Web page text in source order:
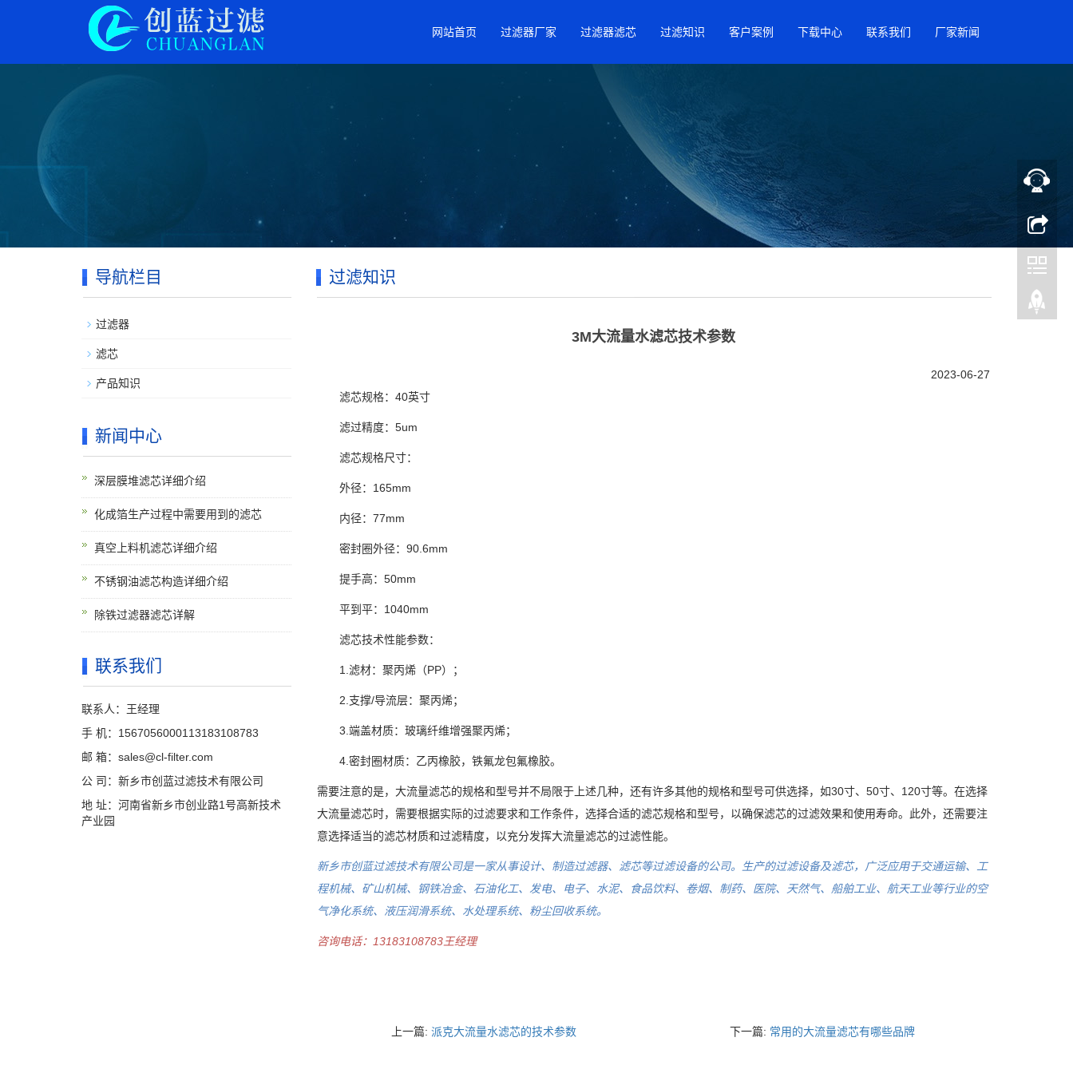
网站首页 过滤器厂家 过滤器滤芯 过滤知识 客户案例 下载中心 联系我们 厂家新闻
过滤知识
3M大流量水滤芯技术参数
2023-06-27
滤芯规格：40英寸
滤过精度：5um
滤芯规格尺寸：
外径：165mm
内径：77mm
密封圈外径：90.6mm
提手高：50mm
平到平：1040mm
滤芯技术性能参数：
1.滤材：聚丙烯（PP）；
2.支撑/导流层：聚丙烯；
3.端盖材质：玻璃纤维增强聚丙烯；
4.密封圈材质：乙丙橡胶，铁氟龙包氟橡胶。
需要注意的是，大流量滤芯的规格和型号并不局限于上述几种，还有许多其他的规格和型号可供选择，如30寸、50寸、120寸等。在选择
大流量滤芯时，需要根据实际的过滤要求和工作条件，选择合适的滤芯规格和型号，以确保滤芯的过滤效果和使用寿命。此外，还需要注
意选择适当的滤芯材质和过滤精度，以充分发挥大流量滤芯的过滤性能。
新乡市创蓝过滤技术有限公司是一家从事设计、制造过滤器、滤芯等过滤设备的公司。生产的过滤设备及滤芯，广泛应用于交通运输、工
程机械、矿山机械、钢铁冶金、石油化工、发电、电子、水泥、食品饮料、卷烟、制药、医院、天然气、船舶工业、航天工业等行业的空
气净化系统、液压润滑系统、水处理系统、粉尘回收系统。
咨询电话：13183108783王经理
上一篇:派克大流量水滤芯的技术参数 下一篇: 常用的大流量滤芯有哪些品牌
导航栏目
过滤器
滤芯
产品知识
新闻中心
深层膜堆滤芯详细介绍
化成箔生产过程中需要用到的滤芯
真空上料机滤芯详细介绍
不锈钢油滤芯构造详细介绍
除铁过滤器滤芯详解
联系我们
联系人：王经理
手 机：1567056000113183108783
邮 箱：sales@cl-filter.com
公 司：新乡市创蓝过滤技术有限公司
地 址：河南省新乡市创业路1号高新技术
产业园